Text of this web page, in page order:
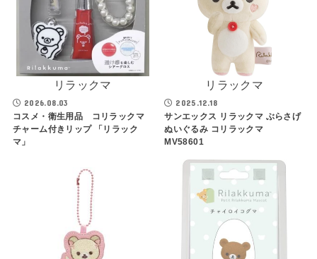
リラックマ
2026.08.03
コスメ・衛生用品 コリラックマ
チャーム付きリップ 「リラック
マ」
リラックマ
2025.12.18
サンエックス リラックマ ぶらさげ
ぬいぐるみ コリラックマ
MV58601